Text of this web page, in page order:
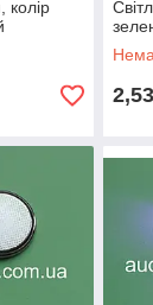
колір
2,53